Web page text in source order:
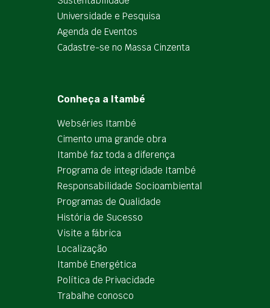
Universidade e Pesquisa
Agenda de Eventos
Cadastre-se no Massa Cinzenta
Conheça a Itambé
Webséries Itambé
Cimento uma grande obra
Itambé faz toda a diferença
Programa de integridade Itambé
Responsabilidade Socioambiental
Programas de Qualidade
História de Sucesso
Visite a fábrica
Localização
Itambé Energética
Política de Privacidade
Trabalhe conosco